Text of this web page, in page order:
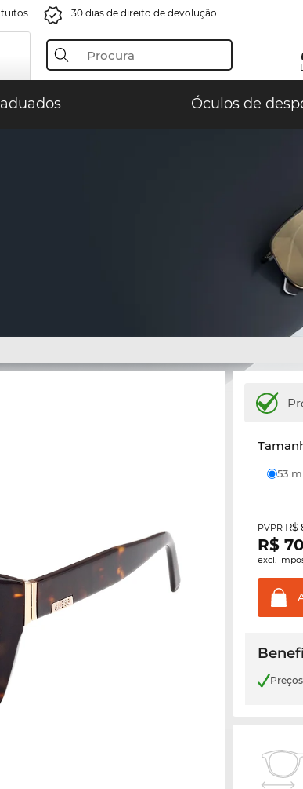
30 dias de direito de devolução
Óculos de
53
PVPR R$
R$
excl.